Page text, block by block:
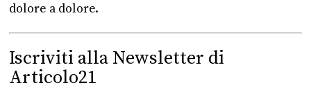
dolore a dolore.
Iscriviti alla Newsletter di
Articolo21